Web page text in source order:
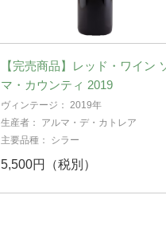
【完売商品】レッド・ワイン
マ・カウンティ 2019
ヴィンテージ： 2019年
生産者： アルマ・デ・カトレア
主要品種： シラー
5,500円（税別）